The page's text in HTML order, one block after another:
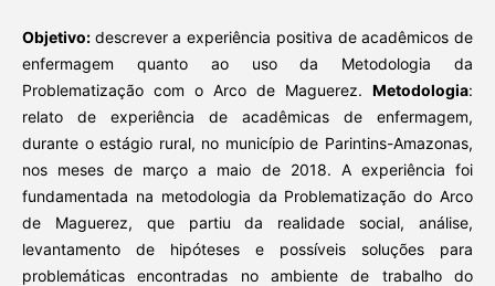
Objetivo: descrever a experiência positiva de acadêmicos de
enfermagem quanto ao uso da Metodologia da
Problematização com o Arco de Maguerez.Metodologia:
relato de experiência de acadêmicas de enfermagem,
durante o estágio rural, no município de Parintins-Amazonas,
nos meses de março a maio de 2018. A experiência foi
fundamentada na metodologia da Problematização do Arco
de Maguerez, que partiu da realidade social, análise,
levantamento de hipóteses e possíveis soluções para
problemáticas encontradas no ambiente de trabalho do